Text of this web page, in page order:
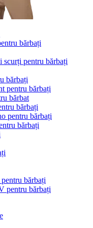
bărbați
scurți pentru bărbați
bărbați
pentru bărbați
bărbat
bărbați
pentru bărbați
bărbați
bărbați
pentru bărbați